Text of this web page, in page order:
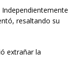
resaltando su
extrañar la